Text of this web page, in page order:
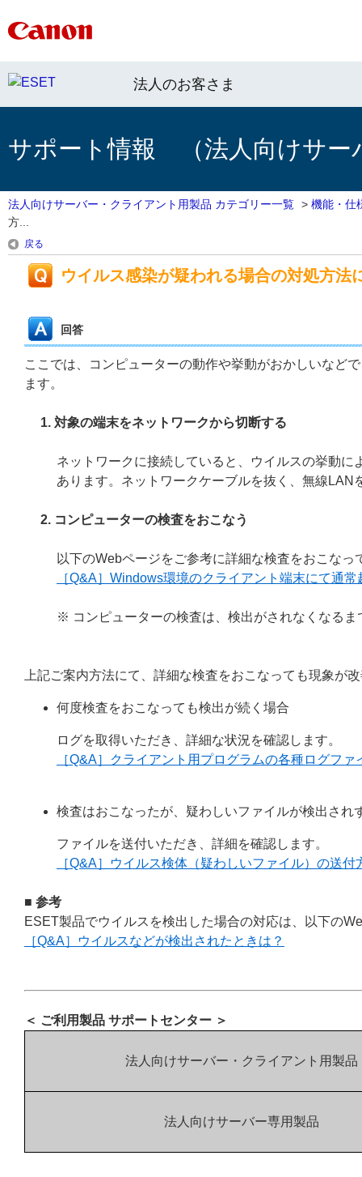
法人のお客さま
サポート情報 （法人向けサー
法人向けサーバー・クライアント用製品 カテゴリー一覧 > 機能・仕
方...
戻る
ウイルス感染が疑われる場合の対処方法
回答
ここでは、コンピューターの動作や挙動がおかしいなど
ます。
1. 対象の端末をネットワークから切断する
ネットワークに接続していると、ウイルスの挙動
あります。ネットワークケーブルを抜く、無線
2. コンピューターの検査をおこなう
以下のWebページをご参考に詳細な検査をおこなっ
［Q&A］Windows環境のクライアント端末にて通
※ コンピューターの検査は、検出がされなくなる
上記ご案内方法にて、詳細な検査をおこなっても現象が
何度検査をおこなっても検出が続く場合
ログを取得いただき、詳細な状況を確認します。
［Q&A］クライアント用プログラムの各種ログファ
検査はおこなったが、疑わしいファイルが検出され
ファイルを送付いただき、詳細を確認します。
［Q&A］ウイルス検体（疑わしいファイル）の送付
■ 参考
ESET製品でウイルスを検出した場合の対応は、以下の
［Q&A］ウイルスなどが検出されたときは？
＜ ご利用製品 サポートセンター ＞
法人向けサーバー・クライアント用製品
法人向けサーバー専用製品